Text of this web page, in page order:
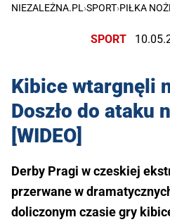
NIEZALEŻNA.PL ›SPORT›PIŁKA
SPORT
Kibice wtargnęli
Doszło do ataku
[WIDEO]
Derby Pragi w czeskiej
przerwane w
doliczonym czasie gry